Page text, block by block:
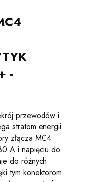
-
przewodów i
stratom energii
złącza MC4
A i napięciu do
do różnych
tym konektorom